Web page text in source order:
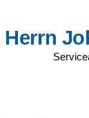
Herrn